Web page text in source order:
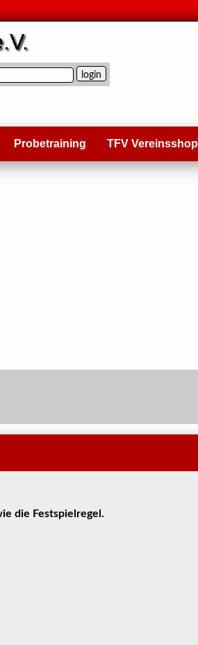
Probetraining TFV Vereinsshop
die Festspielregel.